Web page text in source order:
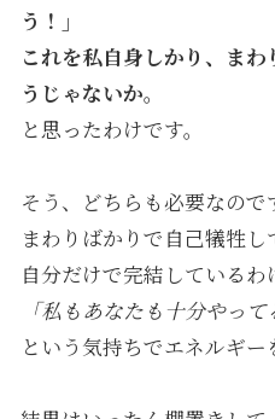
う！」
これを私自身しかり、ま
うじゃないか。
と思ったわけです。
そう、どちらも必要なので
まわりばかりで自己犠牲し
自分だけで完結しているわ
「私もあなたも十分やって
という気持ちでエネルギー